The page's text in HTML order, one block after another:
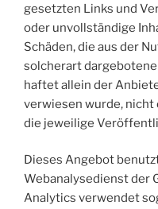
gesetzten Links und
oder unvollständige
Schäden, die aus der
solcherart
haftet allein der
verwiesen wurde, nicht
die jeweilige
Dieses Angebot
Webanalysedienst der
Analytics verwendet